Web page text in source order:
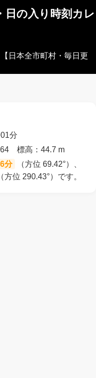
日の入り時刻カレ
日本全市町村・毎日更
分
標高：44.7 m
分
（方位 69.42°）、
方位 290.43°）です。